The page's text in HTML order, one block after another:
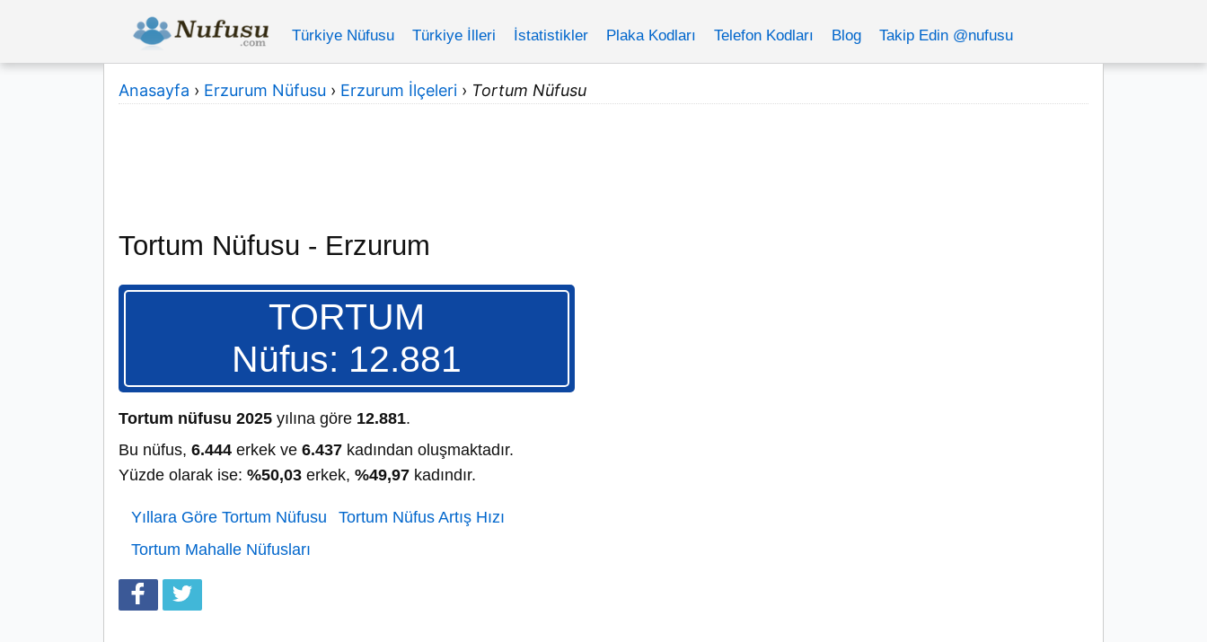
Türkiye Nüfusu Türkiye İlleri İstatistikler Plaka Kodları Telefon Kodları Blog Takip Edin @nufusu
Anasayfa › Erzurum Nüfusu › Erzurum İlçeleri › Tortum Nüfusu
Tortum Nüfusu - Erzurum
TORTUM
Nüfus: 12.881
Tortum nüfusu 2025 yılına göre 12.881.
Bu nüfus, 6.444 erkek ve 6.437 kadından oluşmaktadır.
Yüzde olarak ise: %50,03 erkek, %49,97 kadındır.
Yıllara Göre Tortum Nüfusu
Tortum Nüfus Artış Hızı
Tortum Mahalle Nüfusları